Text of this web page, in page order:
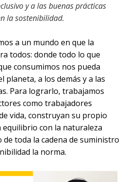
y a las buenas prácticas
la sostenibilidad.
a un mundo en que la
todos: donde todo lo que
consumimos nos pueda
planeta, a los demás y a las
Para lograrlo, trabajamos
como trabajadores
vida, construyan su propio
con la naturaleza
toda la cadena de suministro
la norma.